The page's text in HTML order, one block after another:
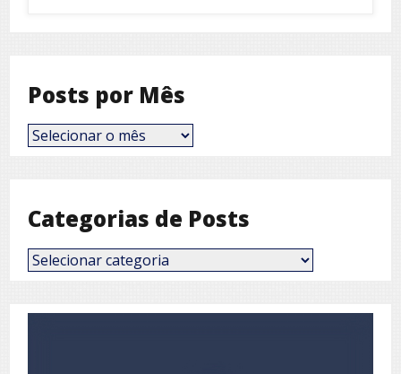
Posts por Mês
Posts
por
Categorias de Posts
Categorias
de